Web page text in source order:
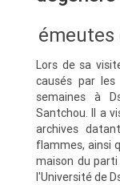
émeutes
Lors de sa
causés par
semaines à
Santchou. Il a
archives
flammes, ainsi
maison du
l'Université de